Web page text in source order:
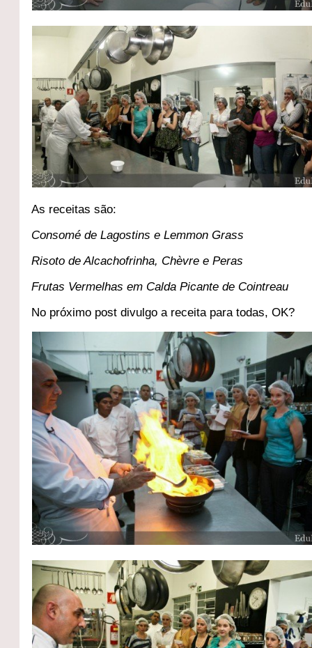
As receitas são:
Consomé de Lagostins e Lemmon Grass
Risoto de Alcachofrinha, Chèvre e Peras
Frutas Vermelhas em Calda Picante de Cointreau
No próximo post divulgo a receita para todas, OK?